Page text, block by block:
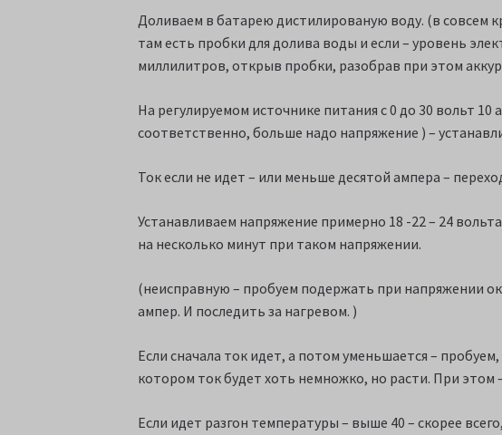
Доливаем в батарею дистилированую воду. (в совсем
там есть пробки для долива воды и если – уровень
миллилитров, открыв пробки, разобрав при этом
На регулируемом источнике питания с 0 до 30 вольт
соответственно, больше надо напряжение ) –
Ток если не идет – или меньше десятой ампера –
Устанавливаем напряжение примерно 18 -22 – 24
на несколько минут при таком напряжении.
(неисправную – пробуем подержать при напряжении
ампер. И последить за нагревом. )
Если сначала ток идет, а потом уменьшается –
котором ток будет хоть немножко, но расти. При этом
Если идет разгон температуры – выше 40 – скорее